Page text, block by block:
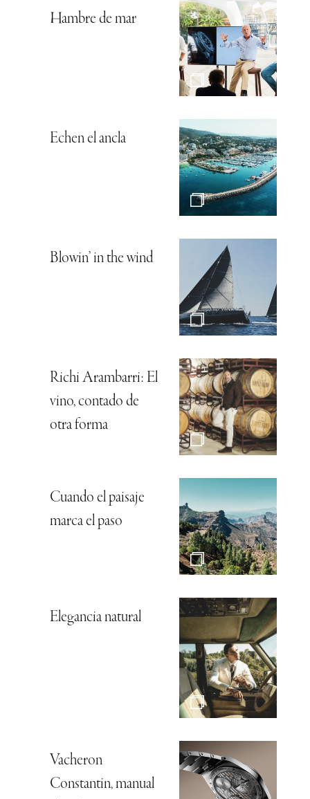
Hambre de mar
Echen el ancla
Blowin’ in the wind
Richi Arambarri: El
vino, contado de
otra forma
Cuando el paisaje
marca el paso
Elegancia natural
Vacheron
Constantin, manual